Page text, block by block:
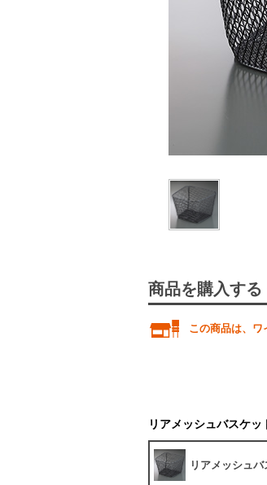
商品を購入する
この商品は、ワ
リアメッシュバスケッ
リアメッシュバ